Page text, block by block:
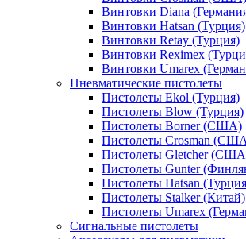
Винтовки Diana
Винтовки Hatsan (Турция)
Винтовки Retay (Турция)
Винтовки Reximex
Винтовки Umarex
Пневматические пистолеты
Пистолеты Ekol (Турция)
Пистолеты Blow (Турция)
Пистолеты Borner (США)
Пистолеты Crosman
Пистолеты Gletcher
Пистолеты Gunter
Пистолеты Hatsan
Пистолеты Stalker (Китай)
Пистолеты Umarex
Сигнальные пистолеты